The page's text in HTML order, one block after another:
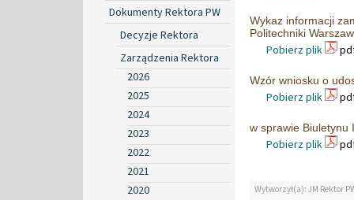
Dokumenty Rektora PW
Decyzje Rektora
Zarządzenia Rektora
2026
2025
2024
2023
2022
2021
2020
Wykaz informacji
Politechniki
Pobierz plik
Wzór wniosku o
Pobierz plik
w sprawie Biuletynu
Pobierz plik
Wytworzył(a): JM Rektor